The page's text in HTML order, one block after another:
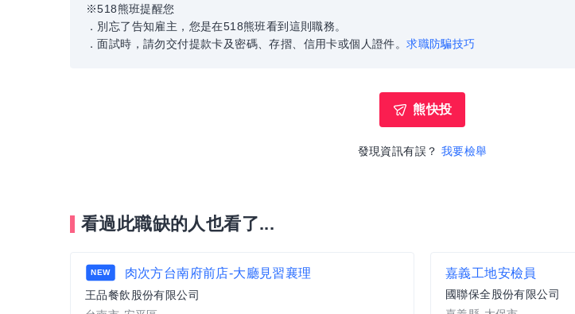
※518熊班提醒您
．別忘了告知雇主，您是在518熊班看到這則職務。
．面試時，請勿交付提款卡及密碼、存摺、信用卡或個人證件。求職防騙技巧
熊快投
發現資訊有誤？ 我要檢舉
看過此職缺的人也看了...
NEW 肉次方台南府前店-大廳見習襄理
王品餐飲股份有限公司
嘉義工地安檢員
國聯保全股份有限公司